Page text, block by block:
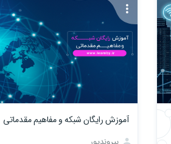
آموزش رایگان شبکه و مفاهیم مقدماتی